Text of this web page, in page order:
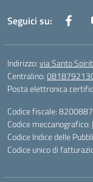
Seguici su:
Indirizzo:via Santo
Centralino:
Posta elettronica
Codice fiscale:
Codice meccanografico:
Codice Indice delle
Codice unico di